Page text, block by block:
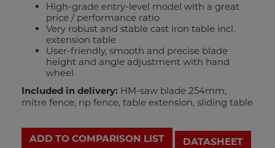
High-grade entry-level model with a great
price / performance ratio
Very robust and stable cast iron table incl.
extension table
User-friendly, smooth and precise blade
height and angle adjustment with hand
wheel
Included in delivery: HM-saw blade 254mm,
mitre fence, rip fence, table extension, sliding table
ADD TO COMPARISON LIST DATASHEET